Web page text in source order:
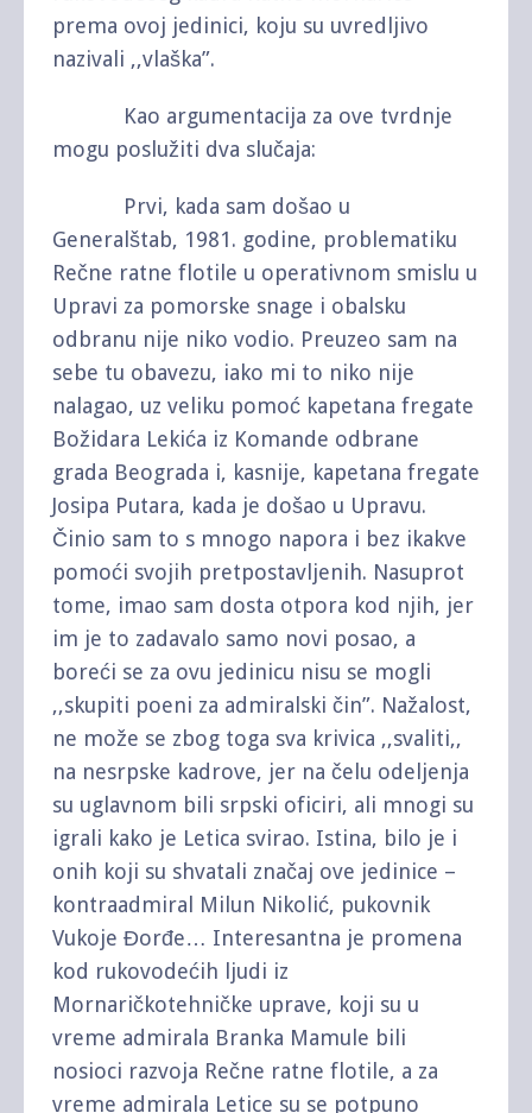
prema ovoj jedinici, koju su uvredljivo
nazivali ,,vlaška”.
Kao argumentacija za ove tvrdnje
mogu poslužiti dva slučaja:
Prvi, kada sam došao u
Generalštab, 1981. godine, problematiku
Rečne ratne flotile u operativnom smislu u
Upravi za pomorske snage i obalsku
odbranu nije niko vodio. Preuzeo sam na
sebe tu obavezu, iako mi to niko nije
nalagao, uz veliku pomoć kapetana fregate
Božidara Lekića iz Komande odbrane
grada Beograda i, kasnije, kapetana fregate
Josipa Putara, kada je došao u Upravu.
Činio sam to s mnogo napora i bez ikakve
pomoći svojih pretpostavljenih. Nasuprot
tome, imao sam dosta otpora kod njih, jer
im je to zadavalo samo novi posao, a
boreći se za ovu jedinicu nisu se mogli
,,skupiti poeni za admiralski čin”. Nažalost,
ne može se zbog toga sva krivica ,,svaliti,,
na nesrpske kadrove, jer na čelu odeljenja
su uglavnom bili srpski oficiri, ali mnogi su
igrali kako je Letica svirao. Istina, bilo je i
onih koji su shvatali značaj ove jedinice –
kontraadmiral Milun Nikolić, pukovnik
Vukoje Đorđe… Interesantna je promena
kod rukovodećih ljudi iz
Mornaričkotehničke uprave, koji su u
vreme admirala Branka Mamule bili
nosioci razvoja Rečne ratne flotile, a za
vreme admirala Letice su se potpuno